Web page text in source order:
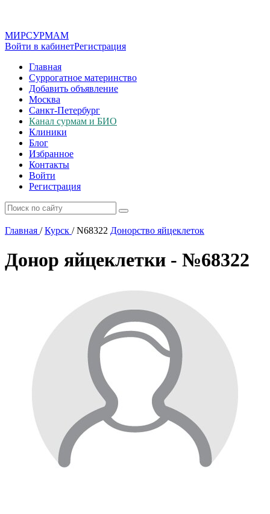
МИРСУРМАМ
Войти в кабинетРегистрация
Главная
Суррогатное материнство
Добавить объявление
Москва
Санкт-Петербург
Канал сурмам и БИО
Клиники
Блог
Избранное
Контакты
Войти
Регистрация
Главная / Курск /N68322 Донорство яйцеклеток
Донор яйцеклетки - №68322